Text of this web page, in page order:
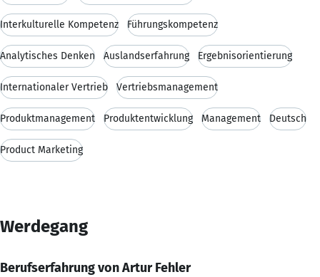
Interkulturelle Kompetenz Führungskompetenz
Analytisches Denken Auslandserfahrung Ergebnisorientierung
Internationaler Vertrieb Vertriebsmanagement
Produktmanagement Produktentwicklung Management Deutsch
Product Marketing
Werdegang
Berufserfahrung von Artur Fehler